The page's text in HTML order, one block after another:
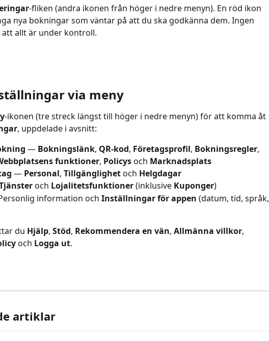
-fliken (andra ikonen från höger i nedre menyn). En röd ikon
nya bokningar som väntar på att du ska godkänna dem. Ingen
allt är under kontroll.
via meny
-ikonen (tre streck längst till höger i nedre menyn) för att komma åt
, uppdelade i avsnitt:
— Bokningslänk, QR-kod, Företagsprofil, Bokningsregler,
funktioner, Policys och Marknadsplats
— Personal, Tillgänglighet och Helgdagar
och Lojalitetsfunktioner (inklusive Kuponger)
information och Inställningar för appen (datum, tid, språk,
du Hjälp, Stöd, Rekommendera en vän, Allmänna villkor,
och Logga ut.
artiklar